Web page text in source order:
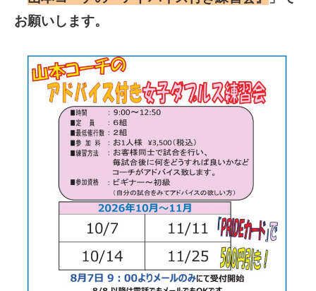
お願いします。